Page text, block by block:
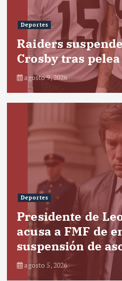
Deportes
Raiders
Crosby tras
agosto 9, 2026
Deportes
Presidente de
acusa a FMF de
suspensión de
agosto 5, 2026